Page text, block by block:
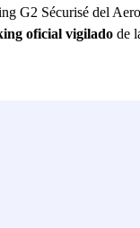
G2 Sécurisé del
oficial vigilado de